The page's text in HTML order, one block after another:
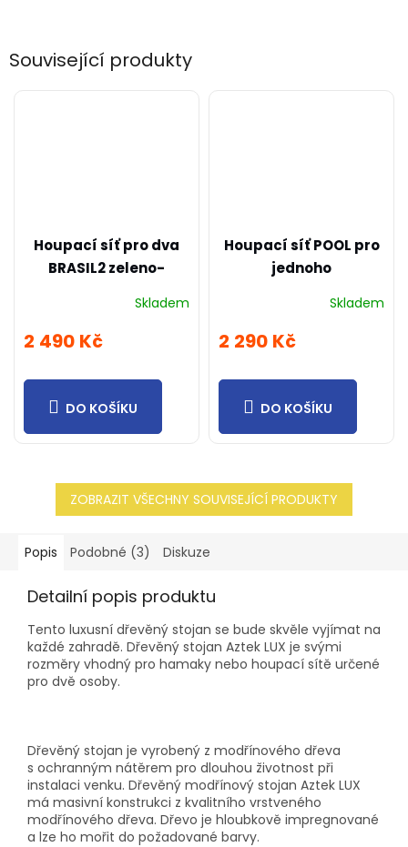
Související produkty
Houpací síť pro dva
BRASIL2 zeleno-
Skladem
2 490 Kč
DO KOŠÍKU
Houpací síť POOL pro
jednoho
Skladem
2 290 Kč
DO KOŠÍKU
ZOBRAZIT VŠECHNY SOUVISEJÍCÍ PRODUKTY
Popis Podobné (3) Diskuze
Detailní popis produktu
Tento luxusní dřevěný stojan se bude skvěle vyjímat na
každé zahradě. Dřevěný stojan Aztek LUX je svými
rozměry vhodný pro hamaky nebo houpací sítě určené
pro dvě osoby.
Dřevěný stojan je vyrobený z modřínového dřeva
s ochranným nátěrem pro dlouhou životnost při
instalaci venku. Dřevěný modřínový stojan Aztek LUX
má masivní konstrukci z kvalitního vrstveného
modřínového dřeva. Dřevo je hloubkově impregnované
a lze ho mořit do požadované barvy.